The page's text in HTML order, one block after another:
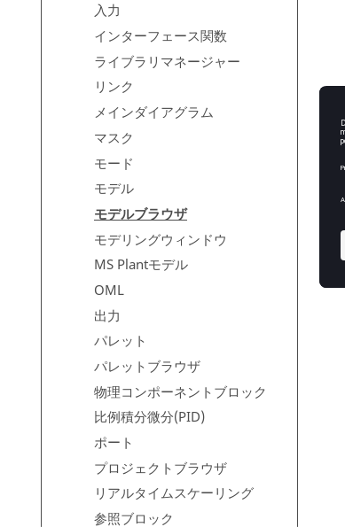
入力
インターフェース関数
ライブラリマネージャー
リンク
メインダイアグラム
マスク
モード
モデル
モデルブラウザ
モデリングウィンドウ
MS Plantモデル
OML
出力
パレット
パレットブラウザ
物理コンポーネントブロック
比例積分微分(PID)
ポート
プロジェクトブラウザ
リアルタイムスケーリング
参照ブロック